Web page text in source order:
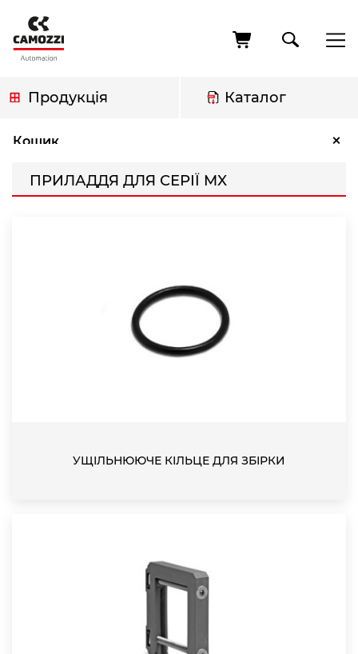
основного
вмісту
Продукція Каталог
Кошик ×
навіґації
ПРИЛАДДЯ ДЛЯ СЕРІЇ MX
УЩІЛЬНЮЮЧЕ КІЛЬЦЕ ДЛЯ ЗБІРКИ